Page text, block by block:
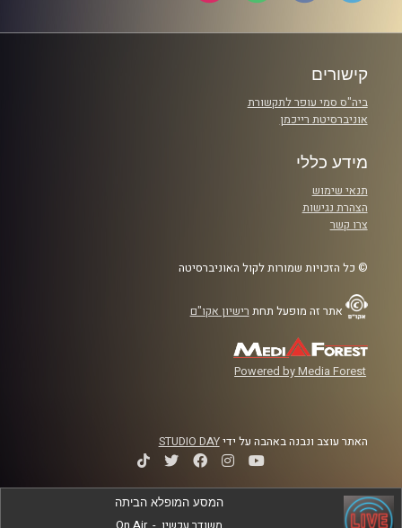
קישורים
ביה"ס סמי עופר לתקשורת
אוניברסיטת רייכמן
מידע כללי
תנאי שימוש
הצהרת נגישות
צרו קשר
© כל הזכויות שמורות לקול האוניברסיטה
אתר זה מופעל תחת רישיון אקו"ם
Powered by Media Forest
האתר עוצב ונבנה באהבה על ידיSTUDIO DAY
המסע המופלא הביתה